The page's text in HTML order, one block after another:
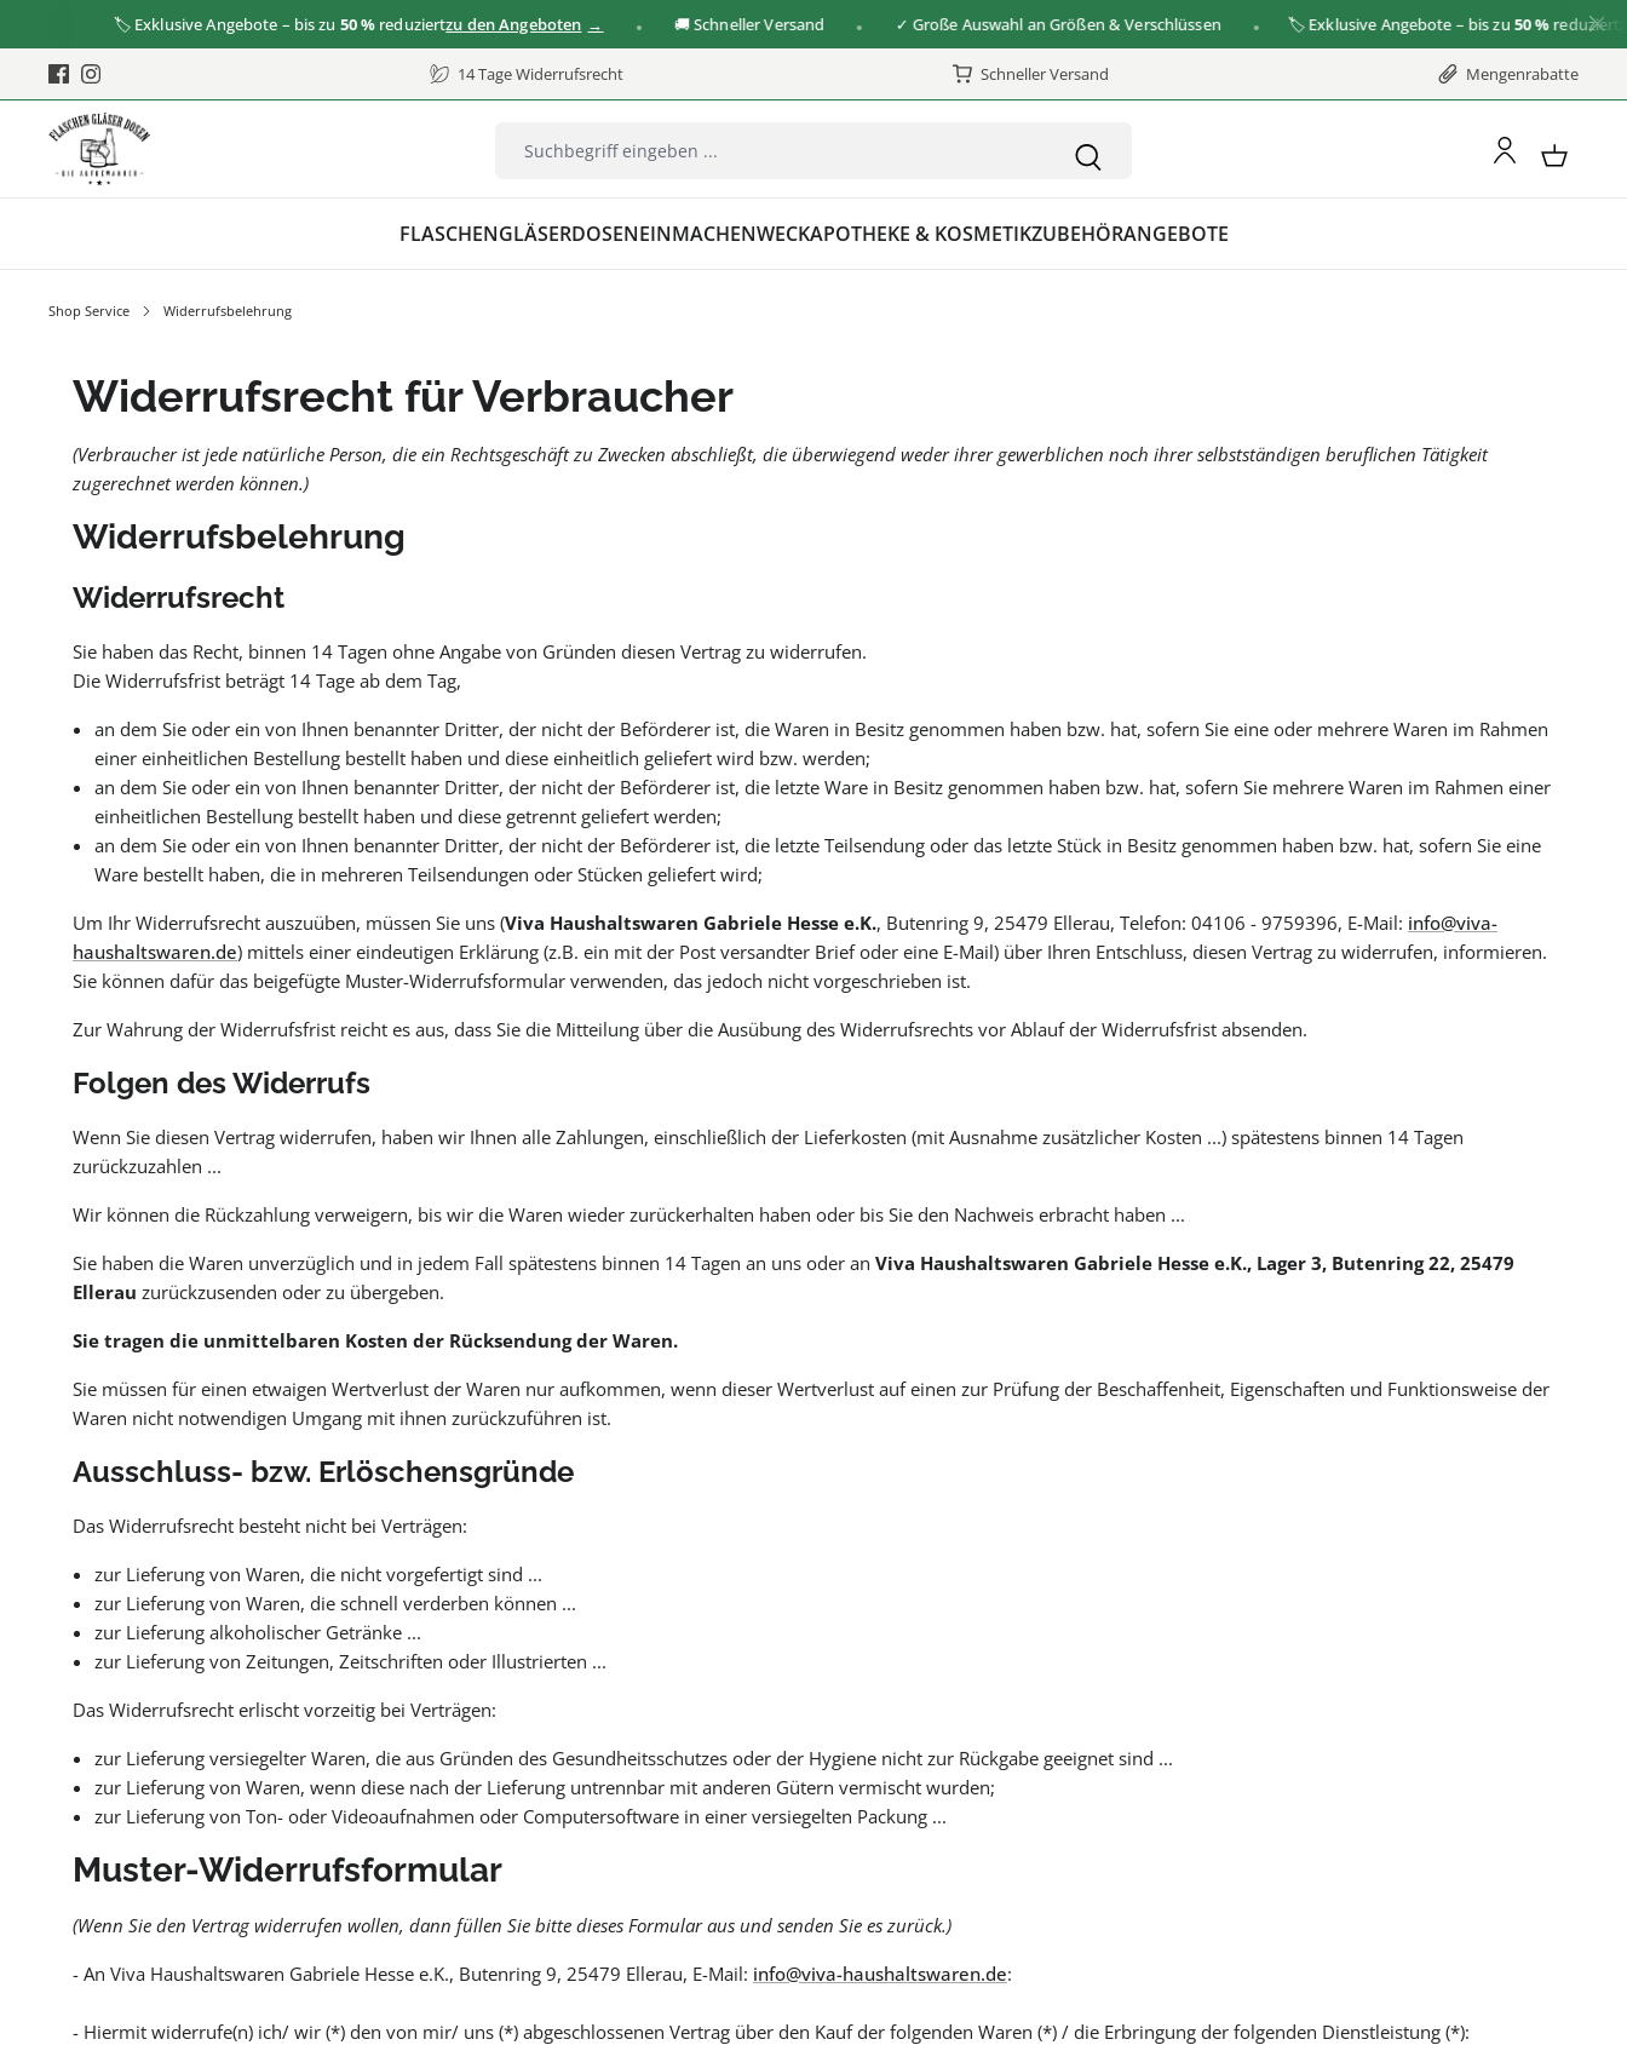
🏷️ Exklusive Angebote – bis zu50 % reduziertzu den Angeboten 🚚 Schneller Versand ✓ Große Auswahl an Größen & Verschlüssen 🏷️ Exklusive Angebote – bis zu50 % reduziertzu
14 Tage Widerrufsrecht Schneller Versand Mengenrabatte
FLASCHENGLÄSERDOSENEINMACHENWECKAPOTHEKE & KOSMETIKZUBEHÖRANGEBOTE
Shop Service Widerrufsbelehrung
Widerrufsrecht für Verbraucher
(Verbraucher ist jede natürliche Person, die ein Rechtsgeschäft zu Zwecken abschließt, die überwiegend weder ihrer gewerblichen noch ihrer selbstständigen beruflichen Tätigkeit
zugerechnet werden können.)
Widerrufsbelehrung
Widerrufsrecht
Sie haben das Recht, binnen 14 Tagen ohne Angabe von Gründen diesen Vertrag zu widerrufen.
Die Widerrufsfrist beträgt 14 Tage ab dem Tag,
an dem Sie oder ein von Ihnen benannter Dritter, der nicht der Beförderer ist, die Waren in Besitz genommen haben bzw. hat, sofern Sie eine oder mehrere Waren im Rahmen
einer einheitlichen Bestellung bestellt haben und diese einheitlich geliefert wird bzw. werden;
an dem Sie oder ein von Ihnen benannter Dritter, der nicht der Beförderer ist, die letzte Ware in Besitz genommen haben bzw. hat, sofern Sie mehrere Waren im Rahmen einer
einheitlichen Bestellung bestellt haben und diese getrennt geliefert werden;
an dem Sie oder ein von Ihnen benannter Dritter, der nicht der Beförderer ist, die letzte Teilsendung oder das letzte Stück in Besitz genommen haben bzw. hat, sofern Sie eine
Ware bestellt haben, die in mehreren Teilsendungen oder Stücken geliefert wird;
Um Ihr Widerrufsrecht auszuüben, müssen Sie uns (Viva Haushaltswaren Gabriele Hesse e.K., Butenring 9, 25479 Ellerau, Telefon: 04106 - 9759396, E-Mail: info@viva-
haushaltswaren.de) mittels einer eindeutigen Erklärung (z.B. ein mit der Post versandter Brief oder eine E-Mail) über Ihren Entschluss, diesen Vertrag zu widerrufen, informieren.
Sie können dafür das beigefügte Muster-Widerrufsformular verwenden, das jedoch nicht vorgeschrieben ist.
Zur Wahrung der Widerrufsfrist reicht es aus, dass Sie die Mitteilung über die Ausübung des Widerrufsrechts vor Ablauf der Widerrufsfrist absenden.
Folgen des Widerrufs
Wenn Sie diesen Vertrag widerrufen, haben wir Ihnen alle Zahlungen, einschließlich der Lieferkosten (mit Ausnahme zusätzlicher Kosten ...) spätestens binnen 14 Tagen
zurückzuzahlen ...
Wir können die Rückzahlung verweigern, bis wir die Waren wieder zurückerhalten haben oder bis Sie den Nachweis erbracht haben ...
Sie haben die Waren unverzüglich und in jedem Fall spätestens binnen 14 Tagen an uns oder an Viva Haushaltswaren Gabriele Hesse e.K., Lager 3, Butenring 22, 25479
Ellerau zurückzusenden oder zu übergeben.
Sie tragen die unmittelbaren Kosten der Rücksendung der Waren.
Sie müssen für einen etwaigen Wertverlust der Waren nur aufkommen, wenn dieser Wertverlust auf einen zur Prüfung der Beschaffenheit, Eigenschaften und Funktionsweise der
Waren nicht notwendigen Umgang mit ihnen zurückzuführen ist.
Ausschluss- bzw. Erlöschensgründe
Das Widerrufsrecht besteht nicht bei Verträgen:
zur Lieferung von Waren, die nicht vorgefertigt sind ...
zur Lieferung von Waren, die schnell verderben können ...
zur Lieferung alkoholischer Getränke ...
zur Lieferung von Zeitungen, Zeitschriften oder Illustrierten ...
Das Widerrufsrecht erlischt vorzeitig bei Verträgen:
zur Lieferung versiegelter Waren, die aus Gründen des Gesundheitsschutzes oder der Hygiene nicht zur Rückgabe geeignet sind ...
zur Lieferung von Waren, wenn diese nach der Lieferung untrennbar mit anderen Gütern vermischt wurden;
zur Lieferung von Ton- oder Videoaufnahmen oder Computersoftware in einer versiegelten Packung ...
Muster-Widerrufsformular
(Wenn Sie den Vertrag widerrufen wollen, dann füllen Sie bitte dieses Formular aus und senden Sie es zurück.)
- An Viva Haushaltswaren Gabriele Hesse e.K., Butenring 9, 25479 Ellerau, E-Mail: info@viva-haushaltswaren.de:
- Hiermit widerrufe(n) ich/ wir (*) den von mir/ uns (*) abgeschlossenen Vertrag über den Kauf der folgenden Waren (*) / die Erbringung der folgenden Dienstleistung (*):